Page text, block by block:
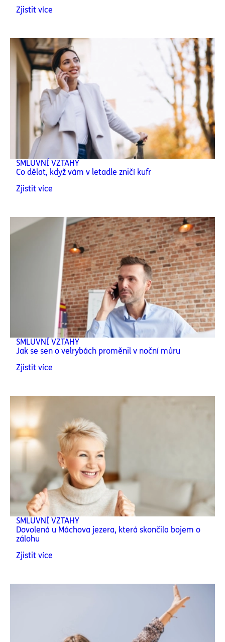
Zjistit více
SMLUVNÍ VZTAHY
Co dělat, když vám v letadle zničí kufr
Zjistit více
SMLUVNÍ VZTAHY
Jak se sen o velrybách proměnil v noční můru
Zjistit více
SMLUVNÍ VZTAHY
Dovolená u Máchova jezera, která skončila bojem o
zálohu
Zjistit více